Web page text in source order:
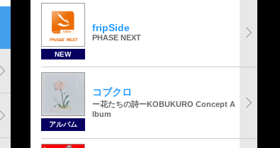
NEW
fripSide
PHASE NEXT
アルバム
コブクロ
ー花たちの詩ーKOBUKURO Concept A
lbum